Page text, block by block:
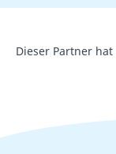
Dieser Partner